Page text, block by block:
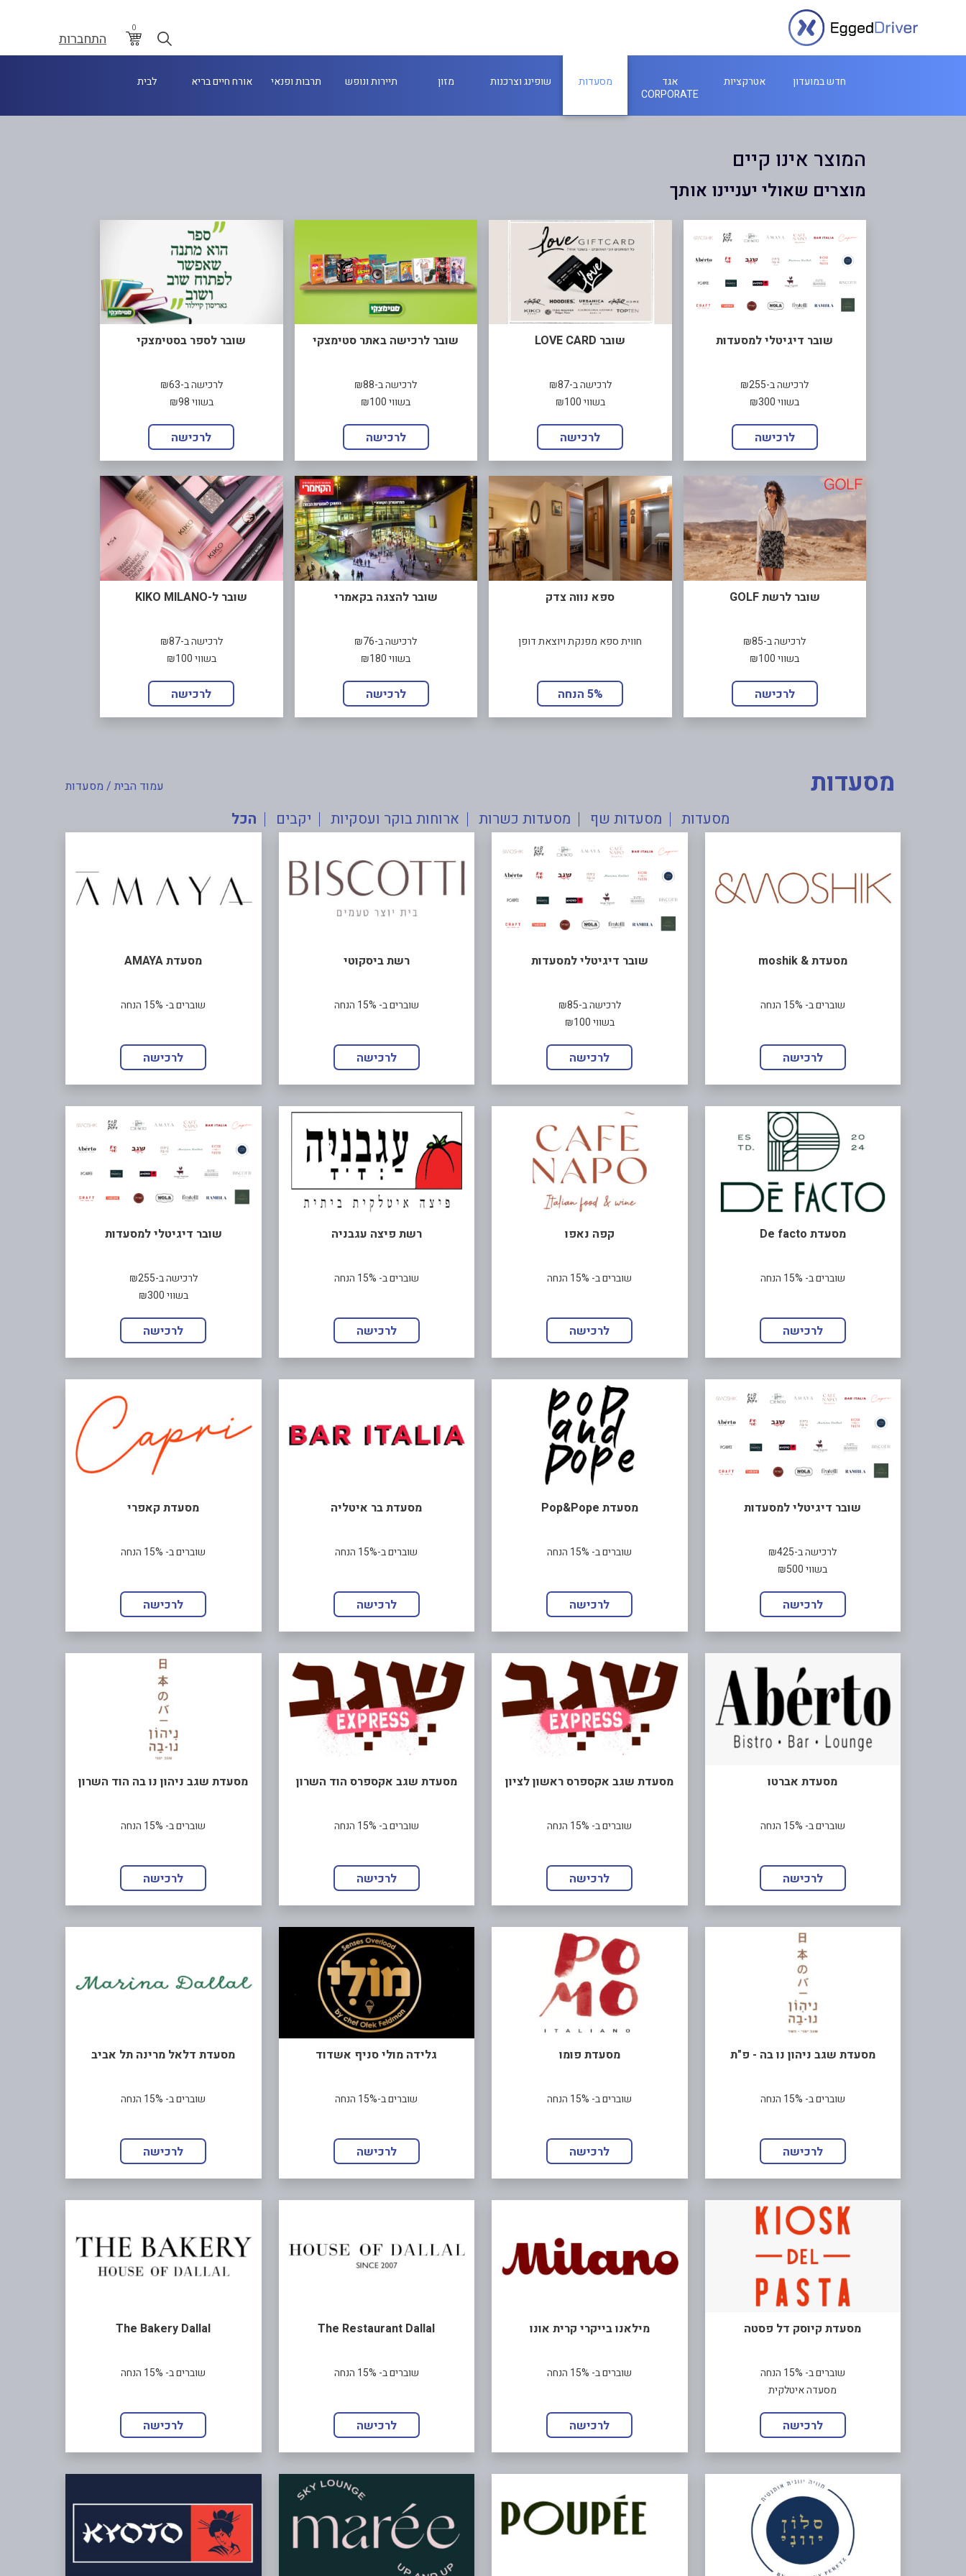
0
התחברות
חדש במועדון אטרקציות
אגד
CORPORATE
מסעדות שופינג וצרכנות מזון תיירות ונופש תרבות ופנאי אורח חיים בריא לבית
המוצר אינו קיים
מוצרים שאולי יעניינו אותך
שובר דיגיטלי למסעדות
לרכישה ב-₪255
בשווי ₪300
לרכישה
שובר LOVE CARD
לרכישה ב-₪87
בשווי ₪100
לרכישה
שובר לרכישה באתר סטימצקי
לרכישה ב-₪88
בשווי ₪100
לרכישה
שובר לספר בסטימצקי
לרכישה ב-₪63
בשווי ₪98
לרכישה
שובר לרשת GOLF
לרכישה ב-₪85
בשווי ₪100
לרכישה
ספא נווה צדק
חווית ספא מפנקת ויוצאת דופן
5% הנחה
שובר להצגה בקאמרי
לרכישה ב-₪76
בשווי ₪180
לרכישה
שובר ל-KIKO MILANO
לרכישה ב-₪87
בשווי ₪100
לרכישה
עמוד הבית / מסעדות מסעדות
מסעדות מסעדות שף מסעדות כשרות ארוחות בוקר ועסקיות יקבים הכל
מסעדת & moshik
שוברים ב- 15% הנחה
לרכישה
שובר דיגיטלי למסעדות
לרכישה ב-₪85
בשווי ₪100
לרכישה
רשת ביסקוטי
שוברים ב- 15% הנחה
לרכישה
מסעדת AMAYA
שוברים ב- 15% הנחה
לרכישה
מסעדת De facto
שוברים ב- 15% הנחה
לרכישה
קפה נאפו
שוברים ב- 15% הנחה
לרכישה
רשת פיצה עגבניה
שוברים ב- 15% הנחה
לרכישה
שובר דיגיטלי למסעדות
לרכישה ב-₪255
בשווי ₪300
לרכישה
שובר דיגיטלי למסעדות
לרכישה ב-₪425
בשווי ₪500
לרכישה
מסעדת Pop&Pope
שוברים ב- 15% הנחה
לרכישה
מסעדת בר איטליה
שוברים ב-15% הנחה
לרכישה
מסעדת קאפרי
שוברים ב- 15% הנחה
לרכישה
מסעדת אברטו
שוברים ב- 15% הנחה
לרכישה
מסעדת שגב אקספרס ראשון לציון
שוברים ב- 15% הנחה
לרכישה
מסעדת שגב אקספרס הוד השרון
שוברים ב- 15% הנחה
לרכישה
מסעדת שגב ניהון נו בה הוד השרון
שוברים ב- 15% הנחה
לרכישה
מסעדת שגב ניהון נו בה - פ"ת
שוברים ב- 15% הנחה
לרכישה
מסעדת פומו
שוברים ב- 15% הנחה
לרכישה
גלידה מולי סניף אשדוד
שוברים ב-15% הנחה
לרכישה
מסעדת דלאל מרינה תל אביב
שוברים ב- 15% הנחה
לרכישה
מסעדת קיוסק דל פסטה
שוברים ב- 15% הנחה
מסעדה איטלקית
לרכישה
מילאנו בייקרי קרית אונו
שוברים ב- 15% הנחה
לרכישה
The Restaurant Dallal
שוברים ב- 15% הנחה
לרכישה
The Bakery Dallal
שוברים ב- 15% הנחה
לרכישה